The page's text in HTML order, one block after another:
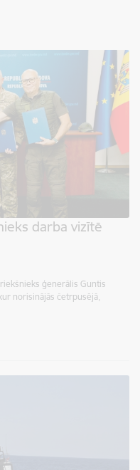
darba vizītē
ģenerālis Guntis
norisinājās četrpusējā,